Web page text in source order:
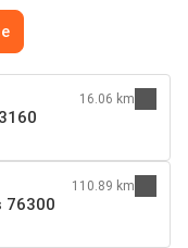
16.06 km
76300
110.89 km